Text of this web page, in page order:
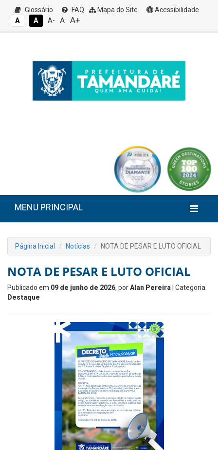
Glossário FAQ Mapa do Site
Acessibilidade
A
A A- A A+
MENU PRINCIPAL
Página Inicial Notícias NOTA DE PESAR E LUTO OFICIAL
NOTA DE PESAR E LUTO OFICIAL
Publicado em 09 de junho de 2026, porAlan Pereira | Categoria:
Destaque